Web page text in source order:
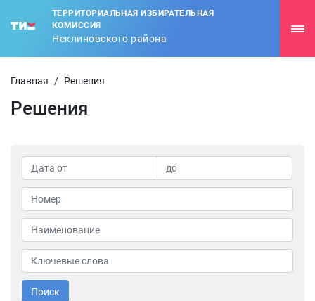
ТЕРРИТОРИАЛЬНАЯ ИЗБИРАТЕЛЬНАЯ
КОМИССИЯ
Неклиновского района
Главная / Решения
Решения
Поиск